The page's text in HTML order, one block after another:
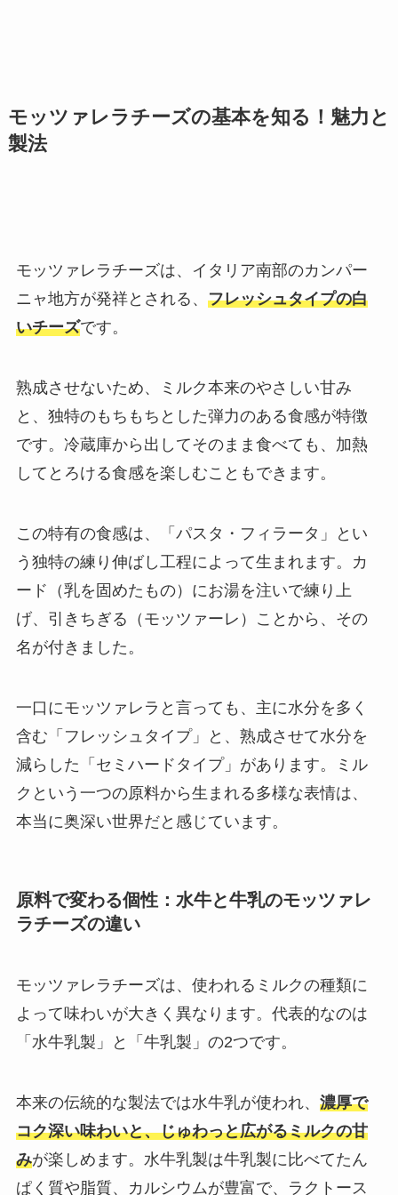
モッツァレラチーズの基本を知る！魅力と
製法
モッツァレラチーズは、イタリア南部のカンパー
ニャ地方が発祥とされる、 フレッシュタイプの白
いチーズです。
熟成させないため、ミルク本来のやさしい甘み
と、独特のもちもちとした弾力のある食感が特徴
です。冷蔵庫から出してそのまま食べても、加熱
してとろける食感を楽しむこともできます。
この特有の食感は、「パスタ・フィラータ」とい
う独特の練り伸ばし工程によって生まれます。カ
ード（乳を固めたもの）にお湯を注いで練り上
げ、引きちぎる（モッツァーレ）ことから、その
名が付きました。
一口にモッツァレラと言っても、主に水分を多く
含む「フレッシュタイプ」と、熟成させて水分を
減らした「セミハードタイプ」があります。ミル
クという一つの原料から生まれる多様な表情は、
本当に奥深い世界だと感じています。
原料で変わる個性：水牛と牛乳のモッツァレ
ラチーズの違い
モッツァレラチーズは、使われるミルクの種類に
よって味わいが大きく異なります。代表的なのは
「水牛乳製」と「牛乳製」の2つです。
本来の伝統的な製法では水牛乳が使われ、 濃厚で
コク深い味わいと、じゅわっと広がるミルクの甘
みが楽しめます。水牛乳製は牛乳製に比べてたん
ぱく質や脂質、カルシウムが豊富で、ラクトース